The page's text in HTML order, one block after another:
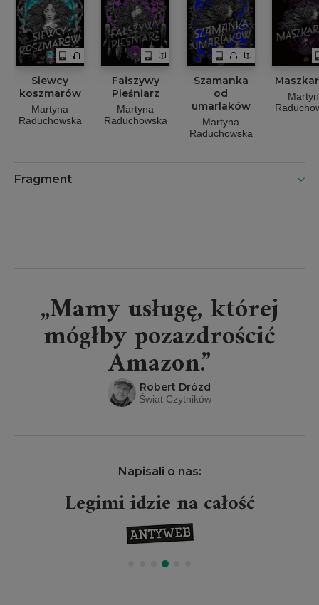
Siewcy
koszmarów
Martyna
Raduchowska
Fałszywy
Pieśniarz
Martyna
Raduchowska
Szamanka
od
umarlaków
Martyna
Raduchowska
Fragment
„Mamy usługę, której
mógłby pozazdrościć
Amazon.”
Robert Drózd
Świat Czytników
Napisali o nas:
Legimi idzie na całość